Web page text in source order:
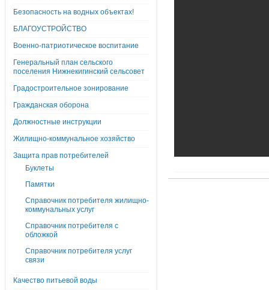
Безопасность на водных объектах!
БЛАГОУСТРОЙСТВО
Военно-патриотическое воспитание
Генеральный план сельского
поселения Нижнекигинский сельсовет
Градостроительное зонирование
Гражданская оборона
Должностные инструкции
Жилищно-коммунальное хозяйство
Защита прав потребителей
Буклеты
Памятки
Справочник потребителя жилищно-
коммунальных услуг
Справочник потребителя с
обложкой
Справочник потребителя услуг
связи
Качество питьевой воды